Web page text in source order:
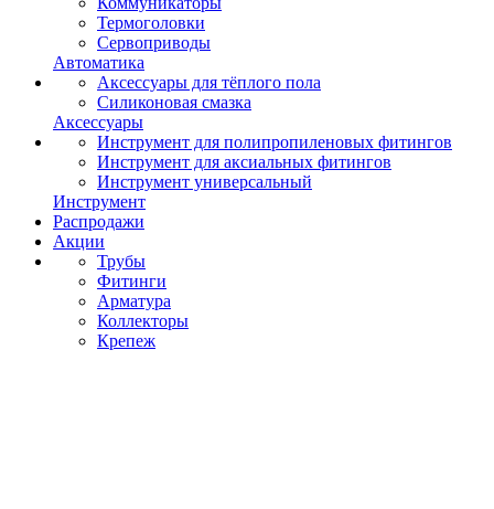
Термоголовки
Сервоприводы
Автоматика
Аксессуары для тёплого пола
Силиконовая смазка
Аксессуары
Инструмент для полипропиленовых фитингов
Инструмент для аксиальных фитингов
Инструмент универсальный
Инструмент
Распродажи
Акции
Трубы
Фитинги
Арматура
Коллекторы
Крепеж